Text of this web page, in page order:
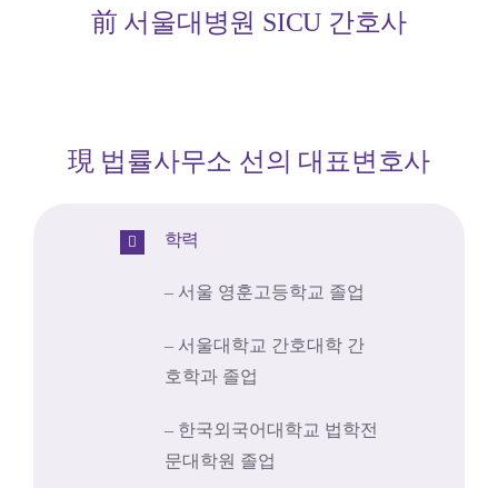
前 서울대병원 SICU 간호사
現 법률사무소 선의 대표변호사
학력
– 서울 영훈고등학교 졸업
– 서울대학교 간호대학 간
호학과 졸업
– 한국외국어대학교 법학전
문대학원 졸업